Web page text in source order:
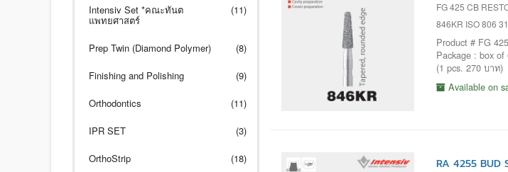
Intensiv Set *คณะทันต
แพทยศาสตร์
(11)
Prep Twin (Diamond Polymer) (8)
Finishing and Polishing (9)
Orthodontics (11)
IPR SET (3)
OrthoStrip (18)
FG 425 CB
846KR ISO 806
Product # FG
Package : box
(1 pcs. 270 บาท)
Available on
RA 4255 BUD